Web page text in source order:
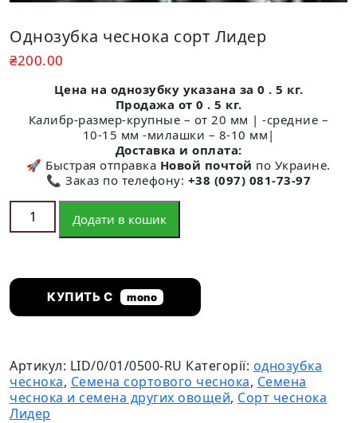
Однозубка чеснока сорт Лидер
₴200.00
Цена на однозубку указана за 0 . 5 кг.
Продажа от 0 . 5 кг.
Калибр-размер-крупные – от 20 мм | -средние –
10-15 мм -милашки – 8-10 мм|
Доставка и оплата:
🚀 Быстрая отправка Новой почтой по Украине.
📞 Заказ по телефону: +38 (097) 081-73-97
Однозубка чеснока сорт Лидер кількість
Додати в кошик
КУПИТЬ С mono
Артикул: LID/0/01/0500-RU Категорії: однозубка
чеснока, Семена сортового чеснока, Семена
чеснока и семена других овощей, Сорт чеснока
Лидер